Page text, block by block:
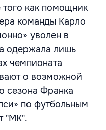
того как помощник
команды Карло
уволен в
одержала лишь
чемпионата
о возможной
сезона Франка
по футбольным
"МК".